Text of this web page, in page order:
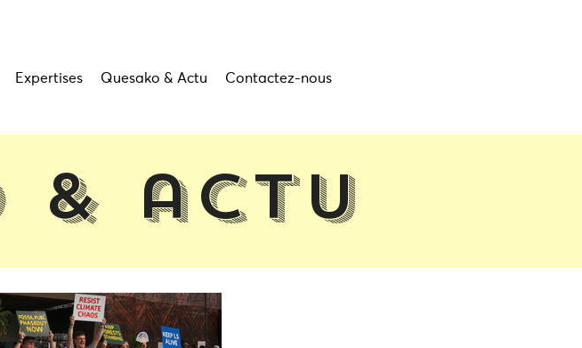
Expertises Quesako & Actu Contactez-nous
& actu